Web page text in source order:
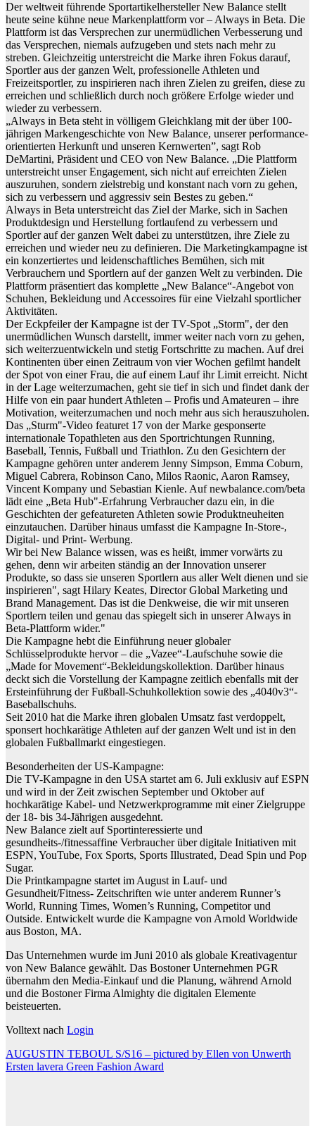
Der weltweit führende Sportartikelhersteller New Balance stellt
heute seine kühne neue Markenplattform vor – Always in Beta. Die
Plattform ist das Versprechen zur unermüdlichen Verbesserung und
das Versprechen, niemals aufzugeben und stets nach mehr zu
streben. Gleichzeitig unterstreicht die Marke ihren Fokus darauf,
Sportler aus der ganzen Welt, professionelle Athleten und
Freizeitsportler, zu inspirieren nach ihren Zielen zu greifen, diese zu
erreichen und schließlich durch noch größere Erfolge wieder und
wieder zu verbessern.
„Always in Beta steht in völligem Gleichklang mit der über 100-
jährigen Markengeschichte von New Balance, unserer performance-
orientierten Herkunft und unseren Kernwerten”, sagt Rob
DeMartini, Präsident und CEO von New Balance. „Die Plattform
unterstreicht unser Engagement, sich nicht auf erreichten Zielen
auszuruhen, sondern zielstrebig und konstant nach vorn zu gehen,
sich zu verbessern und aggressiv sein Bestes zu geben.“
Always in Beta unterstreicht das Ziel der Marke, sich in Sachen
Produktdesign und Herstellung fortlaufend zu verbessern und
Sportler auf der ganzen Welt dabei zu unterstützen, ihre Ziele zu
erreichen und wieder neu zu definieren. Die Marketingkampagne ist
ein konzertiertes und leidenschaftliches Bemühen, sich mit
Verbrauchern und Sportlern auf der ganzen Welt zu verbinden. Die
Plattform präsentiert das komplette „New Balance“-Angebot von
Schuhen, Bekleidung und Accessoires für eine Vielzahl sportlicher
Aktivitäten.
Der Eckpfeiler der Kampagne ist der TV-Spot „Storm", der den
unermüdlichen Wunsch darstellt, immer weiter nach vorn zu gehen,
sich weiterzuentwickeln und stetig Fortschritte zu machen. Auf drei
Kontinenten über einen Zeitraum von vier Wochen gefilmt handelt
der Spot von einer Frau, die auf einem Lauf ihr Limit erreicht. Nicht
in der Lage weiterzumachen, geht sie tief in sich und findet dank der
Hilfe von ein paar hundert Athleten – Profis und Amateuren – ihre
Motivation, weiterzumachen und noch mehr aus sich herauszuholen.
Das „Sturm"-Video featuret 17 von der Marke gesponserte
internationale Topathleten aus den Sportrichtungen Running,
Baseball, Tennis, Fußball und Triathlon. Zu den Gesichtern der
Kampagne gehören unter anderem Jenny Simpson, Emma Coburn,
Miguel Cabrera, Robinson Cano, Milos Raonic, Aaron Ramsey,
Vincent Kompany und Sebastian Kienle. Auf newbalance.com/beta
lädt eine „Beta Hub"-Erfahrung Verbraucher dazu ein, in die
Geschichten der gefeatureten Athleten sowie Produktneuheiten
einzutauchen. Darüber hinaus umfasst die Kampagne In-Store-,
Digital- und Print- Werbung.
Wir bei New Balance wissen, was es heißt, immer vorwärts zu
gehen, denn wir arbeiten ständig an der Innovation unserer
Produkte, so dass sie unseren Sportlern aus aller Welt dienen und sie
inspirieren", sagt Hilary Keates, Director Global Marketing und
Brand Management. Das ist die Denkweise, die wir mit unseren
Sportlern teilen und genau das spiegelt sich in unserer Always in
Beta-Plattform wider."
Die Kampagne hebt die Einführung neuer globaler
Schlüsselprodukte hervor – die „Vazee“-Laufschuhe sowie die
„Made for Movement“-Bekleidungskollektion. Darüber hinaus
deckt sich die Vorstellung der Kampagne zeitlich ebenfalls mit der
Ersteinführung der Fußball-Schuhkollektion sowie des „4040v3“-
Baseballschuhs.
Seit 2010 hat die Marke ihren globalen Umsatz fast verdoppelt,
sponsert hochkarätige Athleten auf der ganzen Welt und ist in den
globalen Fußballmarkt eingestiegen.
Besonderheiten der US-Kampagne:
Die TV-Kampagne in den USA startet am 6. Juli exklusiv auf ESPN
und wird in der Zeit zwischen September und Oktober auf
hochkarätige Kabel- und Netzwerkprogramme mit einer Zielgruppe
der 18- bis 34-Jährigen ausgedehnt.
New Balance zielt auf Sportinteressierte und
gesundheits-/fitnessaffine Verbraucher über digitale Initiativen mit
ESPN, YouTube, Fox Sports, Sports Illustrated, Dead Spin und Pop
Sugar.
Die Printkampagne startet im August in Lauf- und
Gesundheit/Fitness- Zeitschriften wie unter anderem Runner’s
World, Running Times, Women’s Running, Competitor und
Outside. Entwickelt wurde die Kampagne von Arnold Worldwide
aus Boston, MA.
Das Unternehmen wurde im Juni 2010 als globale Kreativagentur
von New Balance gewählt. Das Bostoner Unternehmen PGR
übernahm den Media-Einkauf und die Planung, während Arnold
und die Bostoner Firma Almighty die digitalen Elemente
beisteuerten.
Volltext nach Login
Beitragsnavigation
AUGUSTIN TEBOUL S/S16 – pictured by Ellen von Unwerth
Ersten lavera Green Fashion Award